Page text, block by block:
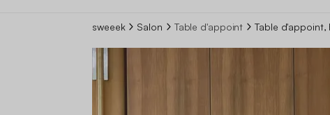
sweeek Salon Table d'appoint Table